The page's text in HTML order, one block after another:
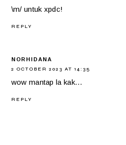
\m/ untuk xpdc!
REPLY
NORHIDANA
2 OCTOBER 2023 AT 14:35
wow mantap la kak...
REPLY